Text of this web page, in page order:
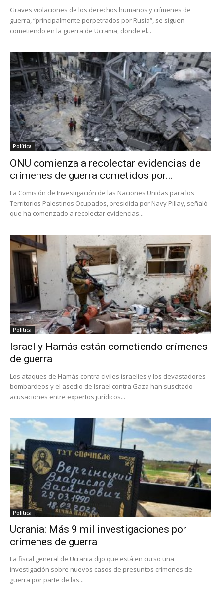
Graves violaciones de los derechos humanos y crímenes de
guerra, “principalmente perpetrados por Rusia“, se siguen
cometiendo en la guerra de Ucrania, donde el...
Política
ONU comienza a recolectar evidencias de
crímenes de guerra cometidos por...
La Comisión de Investigación de las Naciones Unidas para los
Territorios Palestinos Ocupados, presidida por Navy Pillay, señaló
que ha comenzado a recolectar evidencias...
Política
Israel y Hamás están cometiendo crímenes
de guerra
Los ataques de Hamás contra civiles israelíes y los devastadores
bombardeos y el asedio de Israel contra Gaza han suscitado
acusaciones entre expertos jurídicos...
Política
Ucrania: Más 9 mil investigaciones por
crímenes de guerra
La fiscal general de Ucrania dijo que está en curso una
investigación sobre nuevos casos de presuntos crímenes de
guerra por parte de las...